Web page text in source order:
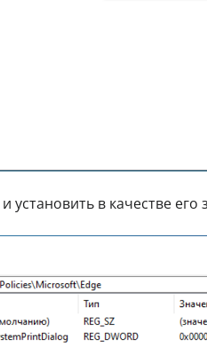
и установить в качестве его